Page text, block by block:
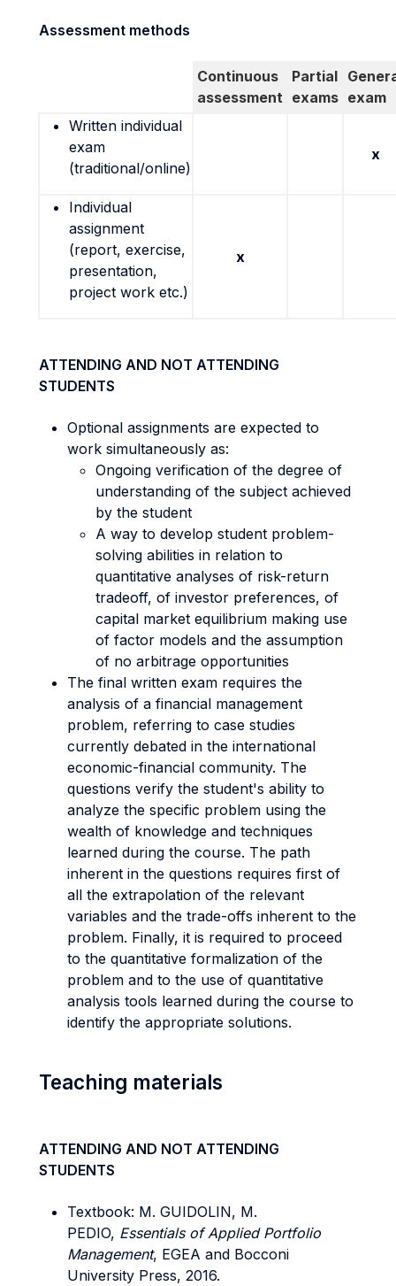
Assessment methods
Continuous
assessment
Partial
exams exam
Written individual
exam
(traditional/online)
x
Individual
assignment
(report, exercise,
presentation,
project work etc.)
x
ATTENDING AND NOT ATTENDING
STUDENTS
Optional assignments are expected to
work simultaneously as:
Ongoing verification of the degree of
understanding of the subject achieved
by the student
A way to develop student problem-
solving abilities in relation to
quantitative analyses of risk-return
tradeoff, of investor preferences, of
capital market equilibrium making use
of factor models and the assumption
of no arbitrage opportunities
The final written exam requires the
analysis of a financial management
problem, referring to case studies
currently debated in the international
economic-financial community. The
questions verify the student's ability to
analyze the specific problem using the
wealth of knowledge and techniques
learned during the course. The path
inherent in the questions requires first of
all the extrapolation of the relevant
variables and the trade-offs inherent to the
problem. Finally, it is required to proceed
to the quantitative formalization of the
problem and to the use of quantitative
analysis tools learned during the course to
identify the appropriate solutions.
Teaching materials
ATTENDING AND NOT ATTENDING
STUDENTS
Textbook: M. GUIDOLIN, M.
PEDIO, Essentials of Applied Portfolio
Management, EGEA and Bocconi
University Press, 2016.